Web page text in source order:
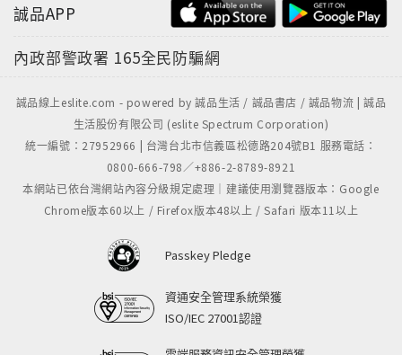
誠品APP
內政部警政署 165全民防騙網
誠品線上eslite.com - powered by 誠品生活 / 誠品書店 / 誠品物流 | 誠品
生活股份有限公司 (eslite Spectrum Corporation)
統一編號：27952966 | 台灣台北市信義區松德路204號B1 服務電話：
0800-666-798／+886-2-8789-8921
本網站已依台灣網站內容分級規定處理｜建議使用瀏覽器版本：Google
Chrome版本60以上 / Firefox版本48以上 / Safari 版本11以上
Passkey Pledge
資通安全管理系統榮獲
ISO/IEC 27001認證